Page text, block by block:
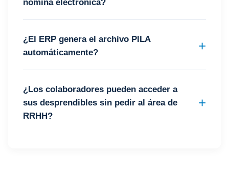
nómina electrónica?
¿El ERP genera el archivo PILA
automáticamente?
¿Los colaboradores pueden acceder a
sus desprendibles sin pedir al área de
RRHH?